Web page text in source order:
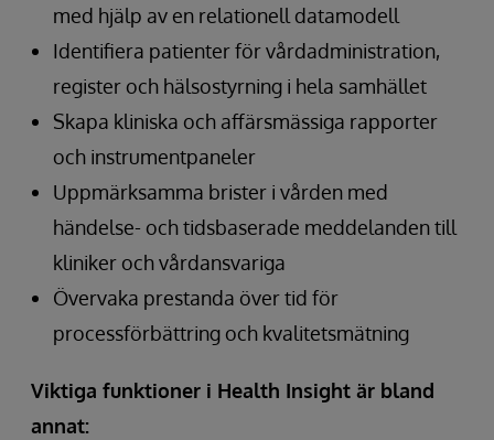
med hjälp av en relationell datamodell
Identifiera patienter för vårdadministration,
register och hälsostyrning i hela samhället
Skapa kliniska och affärsmässiga rapporter
och instrumentpaneler
Uppmärksamma brister i vården med
händelse- och tidsbaserade meddelanden till
kliniker och vårdansvariga
Övervaka prestanda över tid för
processförbättring och kvalitetsmätning
Viktiga funktioner i Health Insight är bland
annat: